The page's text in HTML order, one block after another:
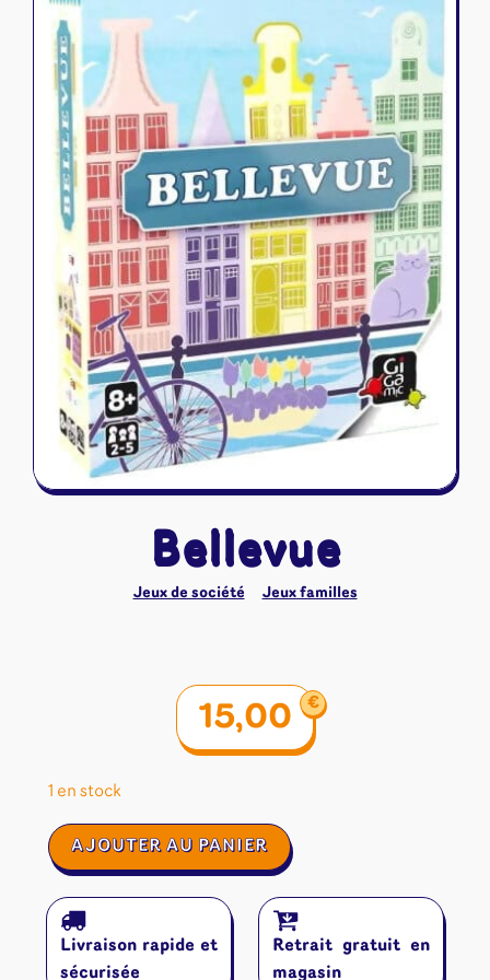
Naruto Mythos
Autres
Bellevue
Jeux de société Jeux familles
15,00 €
1 en stock
quantité
de
AJOUTER AU PANIER
Livraison rapide et
sécurisée
Retrait gratuit en
magasin